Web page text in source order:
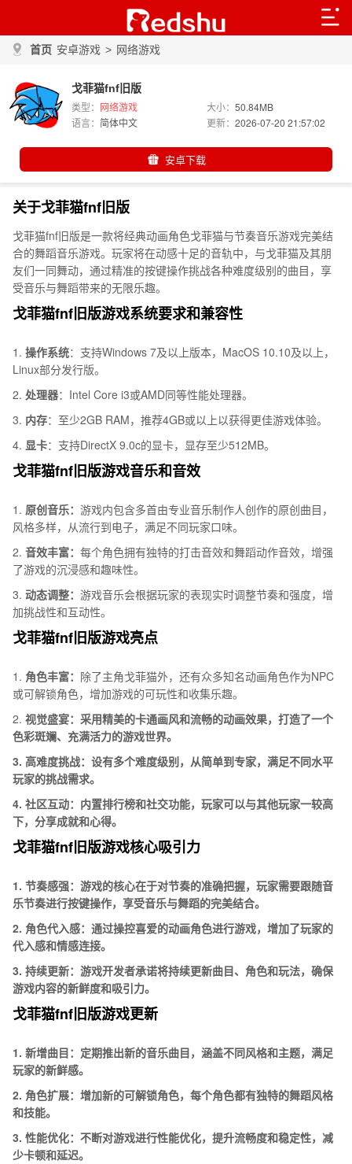
首页 安卓游戏 > 网络游戏
戈菲猫fnf旧版
类型： 网络游戏 大小：50.84MB
语言： 简体中文 更新：2026-07-20 21:57:02
安卓下载
关于戈菲猫fnf旧版
戈菲猫fnf旧版是一款将经典动画角色戈菲猫与节奏音乐游戏完美结
合的舞蹈音乐游戏。玩家将在动感十足的音轨中，与戈菲猫及其朋
友们一同舞动，通过精准的按键操作挑战各种难度级别的曲目，享
受音乐与舞蹈带来的无限乐趣。
戈菲猫fnf旧版游戏系统要求和兼容性
1. 操作系统：支持Windows 7及以上版本，MacOS 10.10及以上，
Linux部分发行版。
2. 处理器：Intel Core i3或AMD同等性能处理器。
3. 内存：至少2GB RAM，推荐4GB或以上以获得更佳游戏体验。
4. 显卡：支持DirectX 9.0c的显卡，显存至少512MB。
戈菲猫fnf旧版游戏音乐和音效
1. 原创音乐： 游戏内包含多首由专业音乐制作人创作的原创曲目，
风格多样，从流行到电子，满足不同玩家口味。
2. 音效丰富： 每个角色拥有独特的打击音效和舞蹈动作音效，增强
了游戏的沉浸感和趣味性。
3. 动态调整： 游戏音乐会根据玩家的表现实时调整节奏和强度，增
加挑战性和互动性。
戈菲猫fnf旧版游戏亮点
1. 角色丰富： 除了主角戈菲猫外，还有众多知名动画角色作为NPC
或可解锁角色，增加游戏的可玩性和收集乐趣。
2. 视觉盛宴：采用精美的卡通画风和流畅的动画效果，打造了一个
色彩斑斓、充满活力的游戏世界。
3. 高难度挑战：设有多个难度级别，从简单到专家，满足不同水平
玩家的挑战需求。
4. 社区互动：内置排行榜和社交功能，玩家可以与其他玩家一较高
下，分享成就和心得。
戈菲猫fnf旧版游戏核心吸引力
1. 节奏感强：游戏的核心在于对节奏的准确把握，玩家需要跟随音
乐节奏进行按键操作，享受音乐与舞蹈的完美结合。
2. 角色代入感：通过操控喜爱的动画角色进行游戏，增加了玩家的
代入感和情感连接。
3. 持续更新：游戏开发者承诺将持续更新曲目、角色和玩法，确保
游戏内容的新鲜度和吸引力。
戈菲猫fnf旧版游戏更新
1. 新增曲目：定期推出新的音乐曲目，涵盖不同风格和主题，满足
玩家的新鲜感。
2. 角色扩展：增加新的可解锁角色，每个角色都有独特的舞蹈风格
和技能。
3. 性能优化：不断对游戏进行性能优化，提升流畅度和稳定性，减
少卡顿和延迟。